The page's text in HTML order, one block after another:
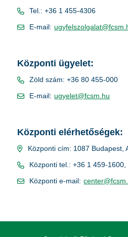
Tel.: +36 1 455-4306
E-mail:
Központi ügyelet:
Zöld szám: +36 80 455-000
E-mail: ugyelet@fcsm.hu
Központi elérhetőségek:
Központi cím: 1087 Budapest,
Központi tel.: +36 1 459-
Központi e-mail: